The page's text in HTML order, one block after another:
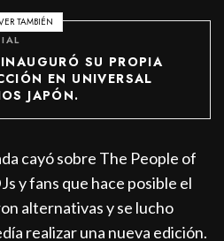
TAMBIÉN
SU PROPIA
EN UNIVERSAL
JAPÓN.
cayó sobre The People of
y fans que hace posible el
alternativas y se lucho
realizar una nueva edición.